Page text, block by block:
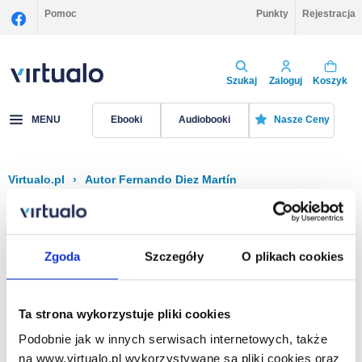
Zgoda Szczegóły O plikach cookies
Ta strona wykorzystuje pliki cookies
Podobnie jak w innych serwisach internetowych, także
na www.virtualo.pl wykorzystywane są pliki cookies oraz
Pomoc Punkty Rejestracja
Szukaj Zaloguj Koszyk
MENU Ebooki Audiobooki Nasze Ceny
Virtualo.pl › Autor Fernando Diez Martín
Filtruj Sortuj
Na stronie